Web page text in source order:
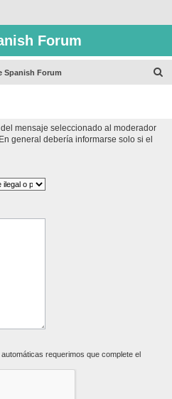
Forum
Spanish Forum
mensaje seleccionado al moderador
general debería informarse solo si el
requerimos que complete el